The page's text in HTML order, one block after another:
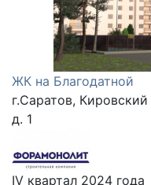
ЖК на Благодатной
г.Саратов,
д. 1
IV квартал 2024 года